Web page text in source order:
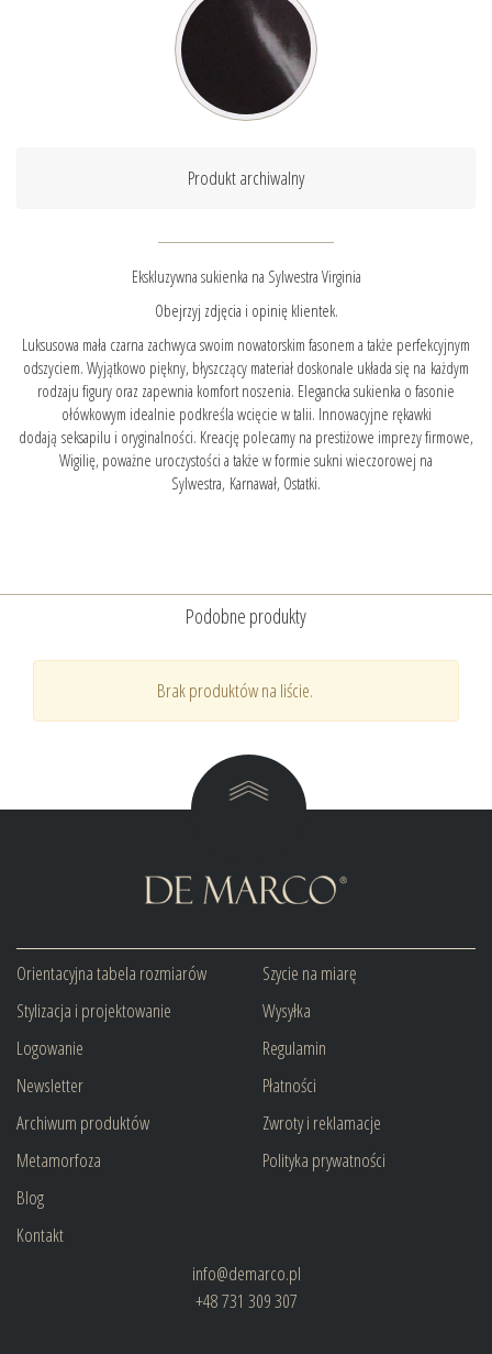
Produkt archiwalny
Ekskluzywna sukienka na Sylwestra Virginia
Obejrzyj zdjęcia i opinię klientek.
Luksusowa mała czarna zachwyca swoim nowatorskim fasonem a także perfekcyjnym
odszyciem. Wyjątkowo piękny, błyszczący materiał doskonale układa się na każdym
rodzaju figury oraz zapewnia komfort noszenia. Elegancka sukienka o fasonie
ołówkowym idealnie podkreśla wcięcie w talii. Innowacyjne rękawki
dodają seksapilu i oryginalności. Kreację polecamy na prestiżowe imprezy firmowe,
Wigilię, poważne uroczystości a także w formie sukni wieczorowej na
Sylwestra, Karnawał, Ostatki.
Podobne produkty
Brak produktów na liście.
Orientacyjna tabela rozmiarów
Stylizacja i projektowanie
Logowanie
Newsletter
Archiwum produktów
Metamorfoza
Blog
Kontakt
Szycie na miarę
Wysyłka
Regulamin
Płatności
Zwroty i reklamacje
Polityka prywatności
info@demarco.pl
+48 731 309 307